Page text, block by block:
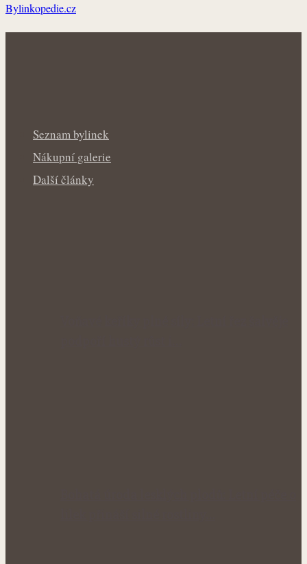
Bylinkopedie.cz
Seznam bylinek
Nákupní galerie
Další články